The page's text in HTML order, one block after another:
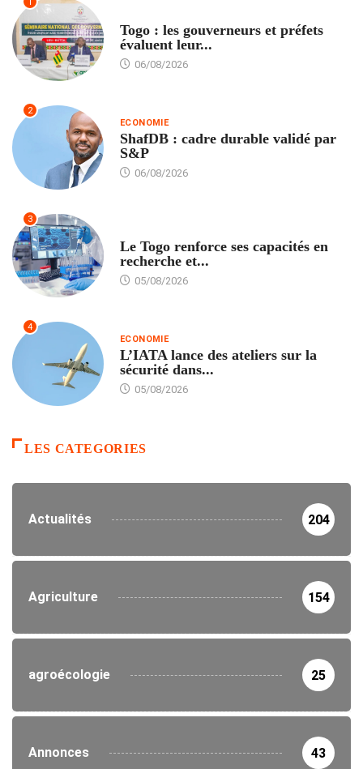
Togo : les gouverneurs et préfets
évaluent leur...
06/08/2026
2
ECONOMIE
ShafDB : cadre durable validé par
S&P
06/08/2026
3
Le Togo renforce ses capacités en
recherche et...
05/08/2026
4
ECONOMIE
L’IATA lance des ateliers sur la
sécurité dans...
05/08/2026
LES CATEGORIES
Actualités 204
Agriculture 154
agroécologie 25
Annonces 43